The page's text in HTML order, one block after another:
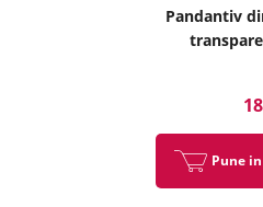
Pandantiv
Pune